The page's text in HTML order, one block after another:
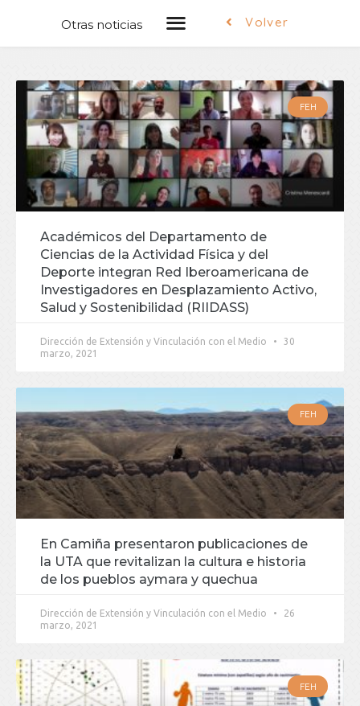
Otras noticias Volver
FEH
Académicos del Departamento de
Ciencias de la Actividad Física y del
Deporte integran Red Iberoamericana de
Investigadores en Desplazamiento Activo,
Salud y Sostenibilidad (RIIDASS)
Dirección de Extensión y Vinculación con el Medio
30
marzo, 2021
FEH
En Camiña presentaron publicaciones de
la UTA que revitalizan la cultura e historia
de los pueblos aymara y quechua
Dirección de Extensión y Vinculación con el Medio
26
marzo, 2021
FEH